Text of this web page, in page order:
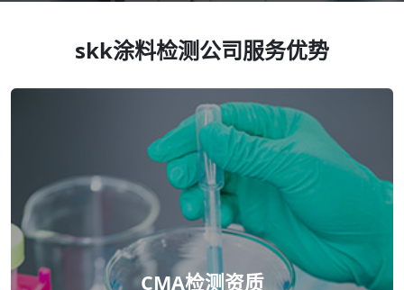
skk涂料检测公司服务优势
CMA检测资质